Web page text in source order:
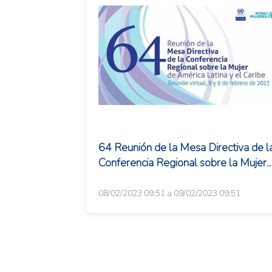
64 Reunión de la Mesa Directiva de
Conferencia Regional sobre la Mujer
08/02/2023 09:51 a 09/02/2023 09:51